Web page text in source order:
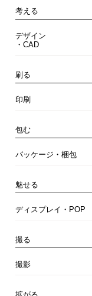
考える
デザイン
・CAD
刷る
印刷
包む
パッケージ・梱包
魅せる
ディスプレイ・POP
撮る
撮影